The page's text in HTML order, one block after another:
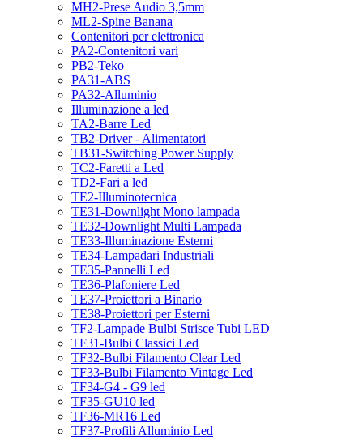
MH2-Prese Audio 3,5mm
ML2-Spine Banana
Contenitori per elettronica
PA2-Contenitori vari
PB2-Teko
PA31-ABS
PA32-Alluminio
Illuminazione a led
TA2-Barre Led
TB2-Driver - Alimentatori
TB31-Switching Power Supply
TC2-Faretti a Led
TD2-Fari a led
TE2-Illuminotecnica
TE31-Downlight Mono lampada
TE32-Downlight Multi Lampada
TE33-Illuminazione Esterni
TE34-Lampadari Industriali
TE35-Pannelli Led
TE36-Plafoniere Led
TE37-Proiettori a Binario
TE38-Proiettori per Esterni
TF2-Lampade Bulbi Strisce Tubi LED
TF31-Bulbi Classici Led
TF32-Bulbi Filamento Clear Led
TF33-Bulbi Filamento Vintage Led
TF34-G4 - G9 led
TF35-GU10 led
TF36-MR16 Led
TF37-Profili Alluminio Led